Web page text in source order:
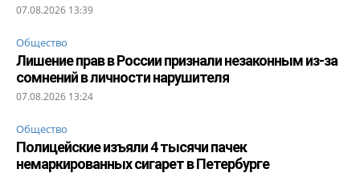
07.08.2026 13:39
Общество
Лишение прав в России признали незаконным из-за
сомнений в личности нарушителя
07.08.2026 13:24
Общество
Полицейские изъяли 4 тысячи пачек
немаркированных сигарет в Петербурге